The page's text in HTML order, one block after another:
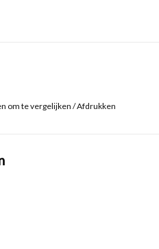
het Italiaans. Daarmee is de link
als koudwaterkraan
voor een toiletruimte.
Freddo heeft onmiskenbaar te
om te vergelijken /Afdrukken